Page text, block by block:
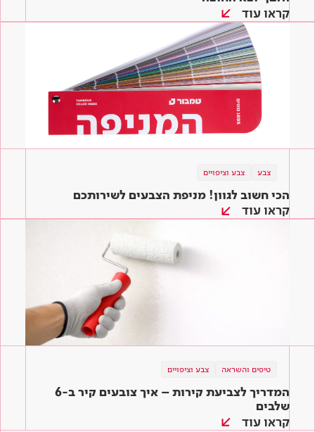
קראו עוד
צבע צבע וציפויים
הכי חשוב לגוון! מניפת הצבעים לשירותכם
קראו עוד
טיפים והשראה צבע וציפויים
המדריך לצביעת קירות – איך צובעים קיר ב-6
שלבים
קראו עוד